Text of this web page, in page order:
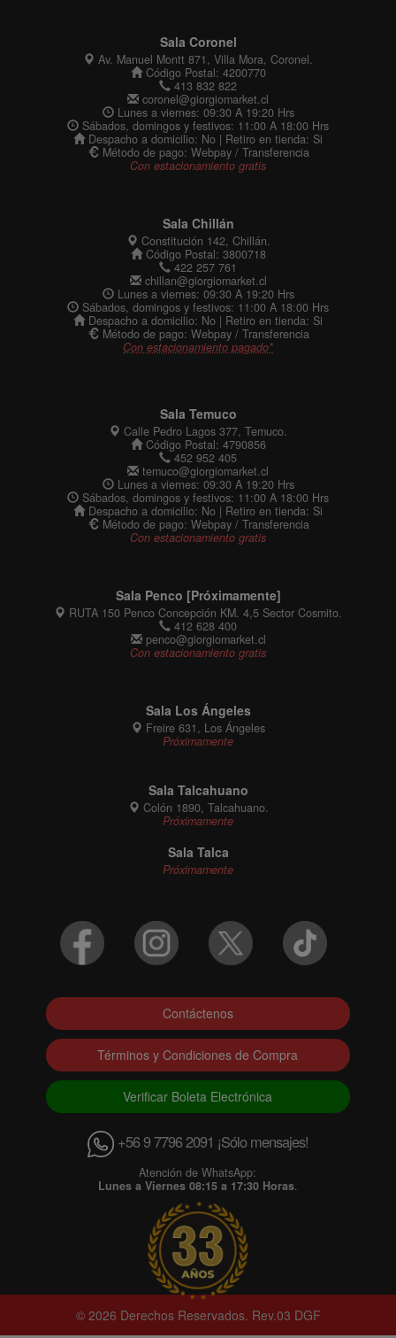
Sala Coronel
Av. Manuel Montt 871, Villa Mora, Coronel.
Código Postal: 4200770
413 832 822
coronel@giorgiomarket.cl
Lunes a viernes: 09:30 A 19:20 Hrs
Sábados, domingos y festivos: 11:00 A 18:00 Hrs
Despacho a domicilio: No | Retiro en tienda: Si
Método de pago: Webpay / Transferencia
Con estacionamiento gratis
Sala Chillán
Constitución 142, Chillán.
Código Postal: 3800718
422 257 761
chillan@giorgiomarket.cl
Lunes a viernes: 09:30 A 19:20 Hrs
Sábados, domingos y festivos: 11:00 A 18:00 Hrs
Despacho a domicilio: No | Retiro en tienda: Si
Método de pago: Webpay / Transferencia
Con estacionamiento pagado*
Sala Temuco
Calle Pedro Lagos 377, Temuco.
Código Postal: 4790856
452 952 405
temuco@giorgiomarket.cl
Lunes a viernes: 09:30 A 19:20 Hrs
Sábados, domingos y festivos: 11:00 A 18:00 Hrs
Despacho a domicilio: No | Retiro en tienda: Si
Método de pago: Webpay / Transferencia
Con estacionamiento gratis
Sala Penco [Próximamente]
RUTA 150 Penco Concepción KM. 4,5 Sector Cosmito.
412 628 400
penco@giorgiomarket.cl
Con estacionamiento gratis
Sala Los Ángeles
Freire 631, Los Ángeles
Próximamente
Sala Talcahuano
Colón 1890, Talcahuano.
Próximamente
Sala Talca
Próximamente
Contáctenos
Términos y Condiciones de Compra
Verificar Boleta Electrónica
+56 9 7796 2091 ¡Sólo mensajes!
Atención de WhatsApp:
Lunes a Viernes 08:15 a 17:30 Horas.
© 2026 Derechos Reservados. Rev.03 DGF